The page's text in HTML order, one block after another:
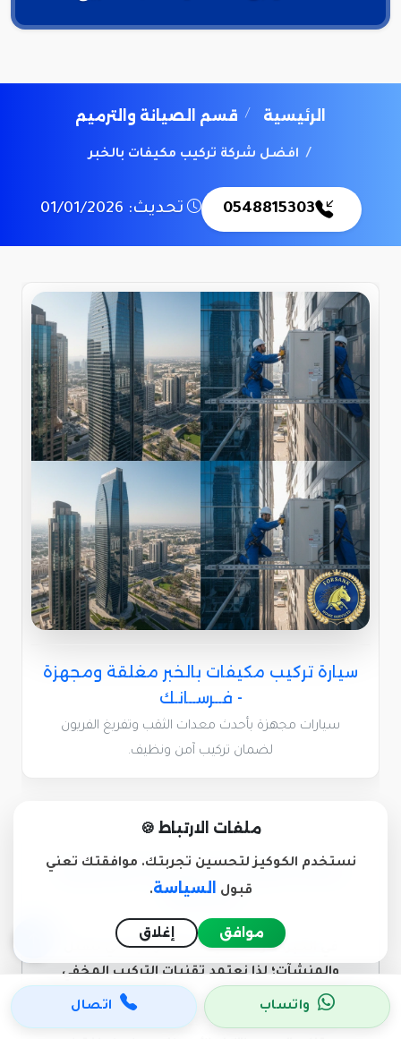
الرئيسية قسم الصيانة والترميم
افضل شركة تركيب مكيفات بالخبر
0548815303 تحديث: 01/01/2026
سيارة تركيب مكيفات بالخبر مغلقة ومجهزة
- فــرســانـك
سيارات مجهزة بأحدث معدات الثقب وتفريغ الفريون
لضمان تركيب آمن ونظيف.
خدمة تركيب المكيفات الاحترافية
في الخبر
في الخبر، ندرك أهمية المظهر الجمالي للفلل
والمنشآت؛ لذا نعتمد تقنيات التركيب المخفي
والمثالي للمكيفات السبلت والمركزية. فريقنا
واتساب اتصال
ملفات الارتباط 🍪
نستخدم الكوكيز لتحسين تجربتك. موافقتك تعني
قبول
السياسة.
موافق إغلاق